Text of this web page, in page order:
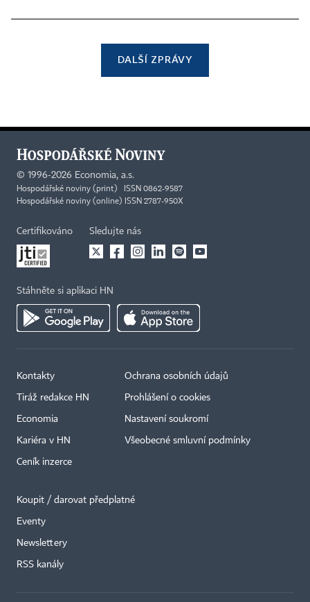
DALŠÍ ZPRÁVY
© 1996-2026 Economia, a.s.
Hospodářské noviny (print) ISSN 0862-9587
Hospodářské noviny (online) ISSN 2787-950X
Certifikováno Sledujte nás
Stáhněte si aplikaci HN
Kontakty
Tiráž redakce HN
Economia
Kariéra v HN
Ceník inzerce
Ochrana osobních údajů
Prohlášení o cookies
Nastavení soukromí
Všeobecné smluvní podmínky
Koupit / darovat předplatné
Eventy
Newslettery
RSS kanály